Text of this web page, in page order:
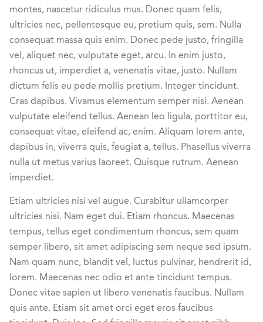
montes, nascetur ridiculus mus. Donec quam felis,
ultricies nec, pellentesque eu, pretium quis, sem. Nulla
consequat massa quis enim. Donec pede justo, fringilla
vel, aliquet nec, vulputate eget, arcu. In enim justo,
rhoncus ut, imperdiet a, venenatis vitae, justo. Nullam
dictum felis eu pede mollis pretium. Integer tincidunt.
Cras dapibus. Vivamus elementum semper nisi. Aenean
vulputate eleifend tellus. Aenean leo ligula, porttitor eu,
consequat vitae, eleifend ac, enim. Aliquam lorem ante,
dapibus in, viverra quis, feugiat a, tellus. Phasellus viverra
nulla ut metus varius laoreet. Quisque rutrum. Aenean
imperdiet.
Etiam ultricies nisi vel augue. Curabitur ullamcorper
ultricies nisi. Nam eget dui. Etiam rhoncus. Maecenas
tempus, tellus eget condimentum rhoncus, sem quam
semper libero, sit amet adipiscing sem neque sed ipsum.
Nam quam nunc, blandit vel, luctus pulvinar, hendrerit id,
lorem. Maecenas nec odio et ante tincidunt tempus.
Donec vitae sapien ut libero venenatis faucibus. Nullam
quis ante. Etiam sit amet orci eget eros faucibus